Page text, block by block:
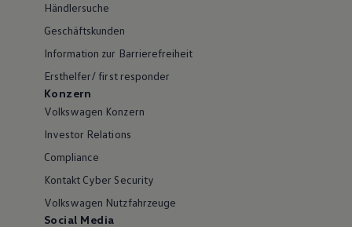
Händlersuche
Geschäftskunden
Information zur Barrierefreiheit
Ersthelfer/ first responder
Konzern
Volkswagen Konzern
Investor Relations
Compliance
Kontakt Cyber Security
Volkswagen Nutzfahrzeuge
Social Media